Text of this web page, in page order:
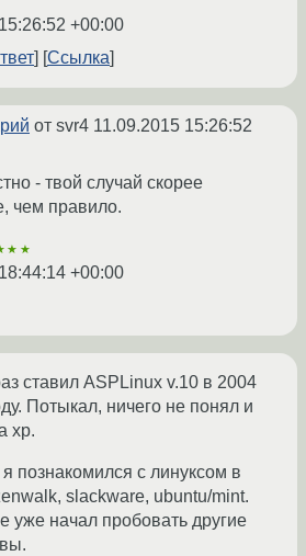
+00:00
Ссылка
от svr4 11.09.2015 15:26:52
- твой случай скорее
чем правило.
+00:00
ставил ASPLinux v.10 в 2004
Потыкал, ничего не понял и
хр.
познакомился с линуксом в
slackware, ubuntu/mint.
уже начал пробовать другие